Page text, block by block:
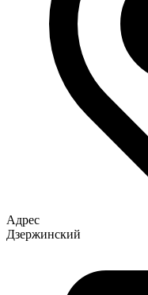
Адрес
Дзержинский